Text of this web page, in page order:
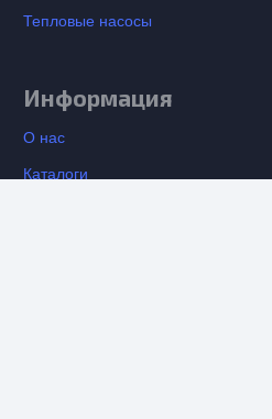
Тепловые насосы
Информация
О нас
Каталоги